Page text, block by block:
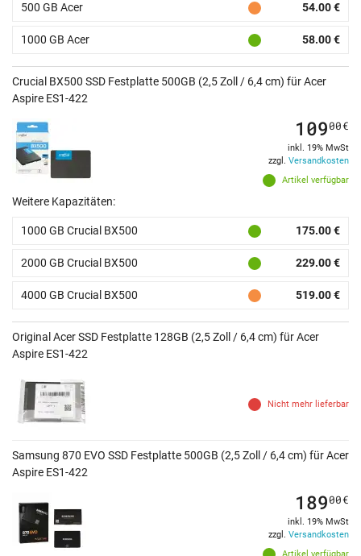
500 GB Acer 54.00 €
1000 GB Acer 58.00 €
Crucial BX500 SSD Festplatte 500GB (2,5 Zoll / 6,4 cm) für Acer
Aspire ES1-422
Artikel verfügbar
10900€
inkl. 19% MwSt
zzgl. Versandkosten
Weitere Kapazitäten:
1000 GB Crucial BX500 175.00 €
2000 GB Crucial BX500 229.00 €
4000 GB Crucial BX500 519.00 €
Original Acer SSD Festplatte 128GB (2,5 Zoll / 6,4 cm) für Acer
Aspire ES1-422
Nicht mehr lieferbar
Samsung 870 EVO SSD Festplatte 500GB (2,5 Zoll / 6,4 cm) für Acer
Aspire ES1-422
18900€
inkl. 19% MwSt
zzgl. Versandkosten